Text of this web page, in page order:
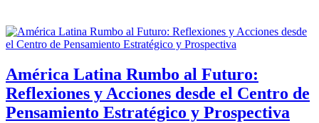
América Latina Rumbo al Futuro:
Reflexiones y Acciones desde el Centro de
Pensamiento Estratégico y Prospectiva